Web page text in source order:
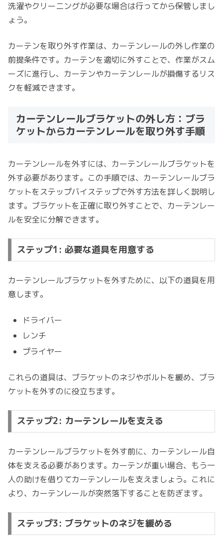
洗濯やクリーニングが必要な場合は行ってから保管しまし
ょう。
カーテンを取り外す作業は、カーテンレールの外し作業の
前提条件です。カーテンを適切に外すことで、作業がスム
ーズに進行し、カーテンやカーテンレールが損傷するリス
クを軽減できます。
カーテンレールブラケットの外し方：ブラ
ケットからカーテンレールを取り外す手順
カーテンレールを外すには、カーテンレールブラケットを
外す必要があります。この手順では、カーテンレールブラ
ケットをステップバイステップで外す方法を詳しく説明し
ます。ブラケットを正確に取り外すことで、カーテンレー
ルを安全に分解できます。
ステップ1: 必要な道具を用意する
カーテンレールブラケットを外すために、以下の道具を用
意します。
ドライバー
レンチ
プライヤー
これらの道具は、ブラケットのネジやボルトを緩め、ブラ
ケットを外すのに役立ちます。
ステップ2: カーテンレールを支える
カーテンレールブラケットを外す前に、カーテンレール自
体を支える必要があります。カーテンが重い場合、もう一
人の助けを借りてカーテンレールを支えましょう。これに
より、カーテンレールが突然落下することを防ぎます。
ステップ3: ブラケットのネジを緩める